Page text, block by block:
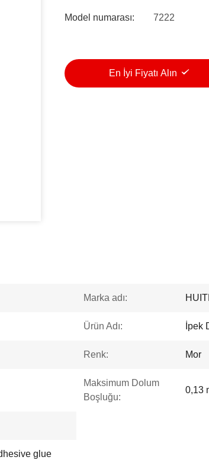
Model numarası: 7222
En İyi Fiyatı Alın
Marka adı:
Ürün Adı: İpek
Renk: Mor
Maksimum Dolum
Boşluğu:
0,13
glue